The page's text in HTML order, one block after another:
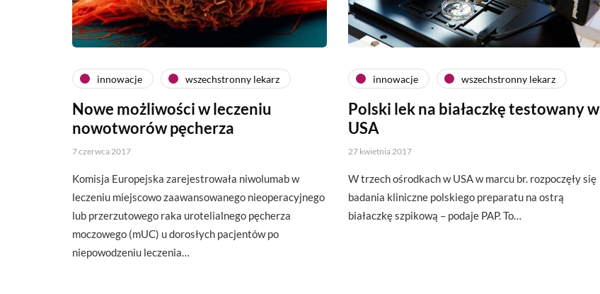
innowacje wszechstronny lekarz
Nowe możliwości w leczeniu
nowotworów pęcherza
7 czerwca 2017
Komisja Europejska zarejestrowała niwolumab w
leczeniu miejscowo zaawansowanego nieoperacyjnego
lub przerzutowego raka urotelialnego pęcherza
moczowego (mUC) u dorosłych pacjentów po
niepowodzeniu leczenia…
innowacje wszechstronny lekarz
Polski lek na białaczkę testowany w
USA
27 kwietnia 2017
W trzech ośrodkach w USA w marcu br. rozpoczęły się
badania kliniczne polskiego preparatu na ostrą
białaczkę szpikową – podaje PAP. To…